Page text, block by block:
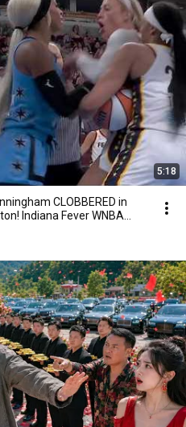
5:18
CLOBBERED in
Indiana Fever WNBA